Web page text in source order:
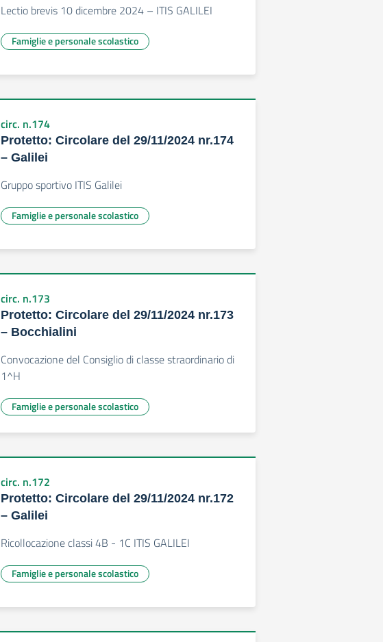
Lectio brevis 10 dicembre 2024 – ITIS GALILEI
Famiglie e personale scolastico
circ. n.174
Protetto: Circolare del 29/11/2024 nr.174
– Galilei
Gruppo sportivo ITIS Galilei
Famiglie e personale scolastico
circ. n.173
Protetto: Circolare del 29/11/2024 nr.173
– Bocchialini
Convocazione del Consiglio di classe straordinario di
1^H
Famiglie e personale scolastico
circ. n.172
Protetto: Circolare del 29/11/2024 nr.172
– Galilei
Ricollocazione classi 4B - 1C ITIS GALILEI
Famiglie e personale scolastico